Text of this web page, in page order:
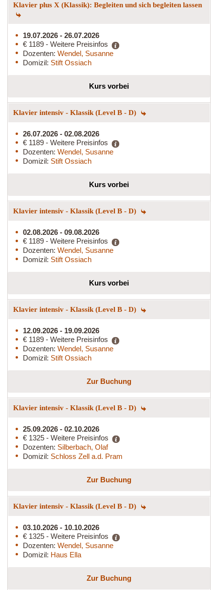
Klavier plus X (Klassik): Begleiten und sich begleiten lassen
19.07.2026 - 26.07.2026
€ 1189 - Weitere Preisinfos
Dozenten: Wendel, Susanne
Domizil: Stift Ossiach
Kurs vorbei
Klavier intensiv - Klassik (Level B - D)
26.07.2026 - 02.08.2026
€ 1189 - Weitere Preisinfos
Dozenten: Wendel, Susanne
Domizil: Stift Ossiach
Kurs vorbei
Klavier intensiv - Klassik (Level B - D)
02.08.2026 - 09.08.2026
€ 1189 - Weitere Preisinfos
Dozenten: Wendel, Susanne
Domizil: Stift Ossiach
Kurs vorbei
Klavier intensiv - Klassik (Level B - D)
12.09.2026 - 19.09.2026
€ 1189 - Weitere Preisinfos
Dozenten: Wendel, Susanne
Domizil: Stift Ossiach
Zur Buchung
Klavier intensiv - Klassik (Level B - D)
25.09.2026 - 02.10.2026
€ 1325 - Weitere Preisinfos
Dozenten: Silberbach, Olaf
Domizil: Schloss Zell a.d. Pram
Zur Buchung
Klavier intensiv - Klassik (Level B - D)
03.10.2026 - 10.10.2026
€ 1325 - Weitere Preisinfos
Dozenten: Wendel, Susanne
Domizil: Haus Ella
Zur Buchung